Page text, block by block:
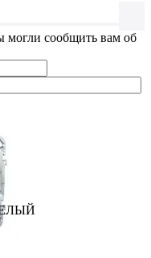
могли сообщить вам об